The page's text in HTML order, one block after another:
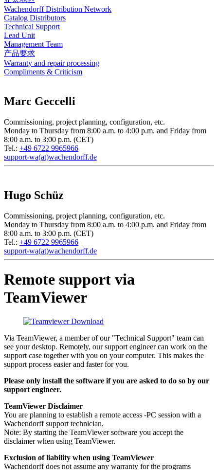
Wachendorff Distribution Network
Catalog Distributors
Technical Support
Lead Unit
Management Team
产品要求
Warranty and repair processing
Compliments & Criticism
Marc Geccelli
Commissioning, project planning, configuration, etc.
Monday to Thursday from 8:00 a.m. to 4:00 p.m. and Friday from
8:00 a.m. to 3:00 p.m. (CET)
Tel.: +49 6722 9965966
support-wa(at)wachendorff.de
Hugo Schüz
Commissioning, project planning, configuration, etc.
Monday to Thursday from 8:00 a.m. to 4:00 p.m. and Friday from
8:00 a.m. to 3:00 p.m. (CET)
Tel.: +49 6722 9965966
support-wa(at)wachendorff.de
Remote support via
TeamViewer
Via TeamViewer, a member of our "Technical Support" team can
see your desktop. Remotely, our support engineer can work on the
support case together with you on your computer. This makes the
support process easier and faster for you.
Please only install the software if you are asked to do so by our
support engineer.
TeamViewer Disclaimer
You are planning to establish a remote access -PC session with a
Wachendorff support technician.
Note: By starting the TeamViewer software you accept the
disclaimer when using TeamViewer.
Exclusion of liability when using TeamViewer
Wachendorff does not assume any warranty for the programs